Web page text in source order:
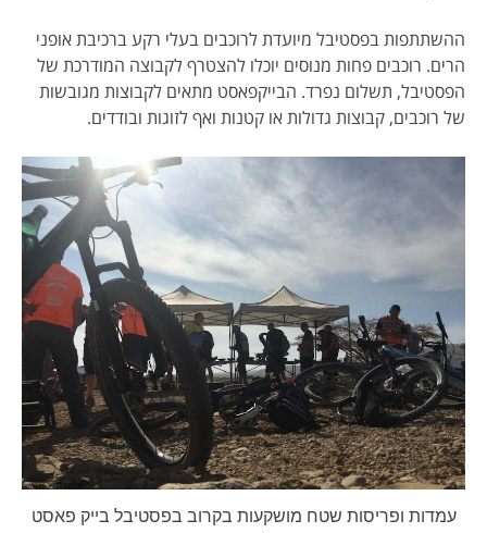
ההשתתפות בפסטיבל מיועדת לרוכבים בעלי רקע ברכיבת אופני
הרים. רוכבים פחות מנוסים יוכלו להצטרף לקבוצה המודרכת של
הפסטיבל, תשלום נפרד. הבייקפאסט מתאים לקבוצות מגובשות
של רוכבים, קבוצות גדולות או קטנות ואף לזוגות ובודדים.
עמדות ופריסות שטח מושקעות בקרוב בפסטיבל בייק פאסט